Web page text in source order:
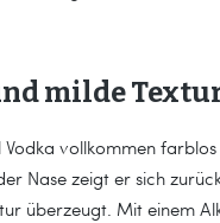
milde
vollkommen farblos
Nase zeigt er sich
überzeugt. Mit einem